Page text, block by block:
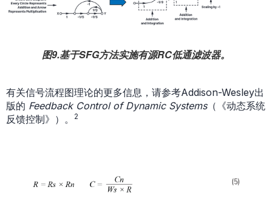
图9.基于SFG方法实施有源RC低通滤波器。
有关信号流程图理论的更多信息，请参考Addison-Wesley出
版的 Feedback Control of Dynamic Systems（《动态系统
反馈控制》）。
2